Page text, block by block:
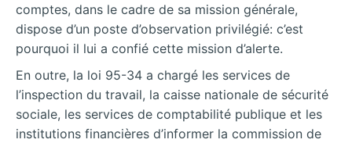
comptes, dans le cadre de sa mission générale,
dispose d’un poste d’observation privilégié: c’est
pourquoi il lui a confié cette mission d’alerte.
En outre, la loi 95-34 a chargé les services de
l’inspection du travail, la caisse nationale de sécurité
sociale, les services de comptabilité publique et les
institutions financières d’informer la commission de